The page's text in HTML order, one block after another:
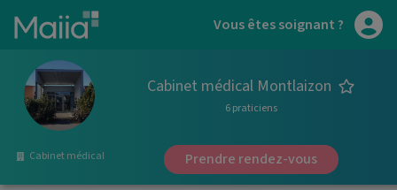
Aller au contenu principal Vous êtes soignant ?
Cabinet médical Montlaizon
6 praticiens
Cabinet médical Prendre rendez-vous